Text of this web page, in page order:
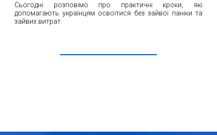
Сьогодні розповімо про практичні кроки, які
допомагають українцям освоїтися без зайвої паніки та
зайвих витрат.